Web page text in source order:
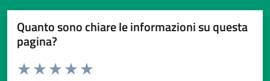
Quanto sono chiare le informazioni su questa
pagina?
Valuta da 1 a 5 stelle la pagina